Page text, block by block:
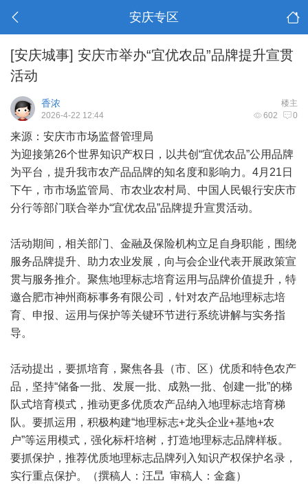
安庆专区
[安庆城事] 安庆市举办“宜优农品”品牌提升宣贯
活动
楼主
香浓
602 0
2026-4-22 12:44
来源：安庆市市场监督管理局
为迎接第26个世界知识产权日，以共创“宜优农品”公用品牌
为平台，提升我市农产品品牌的知名度和影响力。4月21日
下午，市市场监管局、市农业农村局、中国人民银行安庆市
分行等部门联合举办“宜优农品”品牌提升宣贯活动。
活动期间，相关部门、金融及保险机构立足自身职能，围绕
服务品牌提升、助力农业发展，向与会企业代表开展政策宣
贯与服务推介。聚焦地理标志培育运用与品牌价值提升，特
邀合肥市神州商标事务有限公司，针对农产品地理标志培
育、申报、运用与保护等关键环节进行系统讲解与实务指
导。
活动提出，要抓培育，聚焦各县（市、区）优质和特色农产
品，坚持“储备一批、发展一批、成熟一批、创建一批”的梯
队式培育模式，推动更多优质农产品纳入地理标志培育梯
队。要抓运用，积极构建“地理标志+龙头企业+基地+农
户”等运用模式，强化标杆培树，打造地理标志品牌样板。
要抓保护，推荐优质地理标志品牌列入知识产权保护名录，
实行重点保护。（撰稿人：汪旵 审稿人：金鑫）